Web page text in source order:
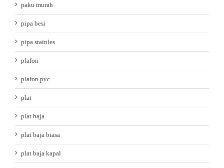
paku murah
pipa besi
pipa stainles
plafon
plafon pvc
plat
plat baja
plat baja biasa
plat baja kapal